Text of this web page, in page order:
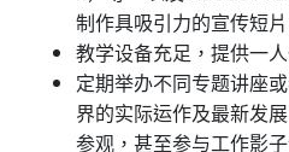
制作具吸引力的宣传短片
教学设备充足，提供一人
定期举办不同专题讲座
界的实际运作及最新发
参观，甚至参与工作影